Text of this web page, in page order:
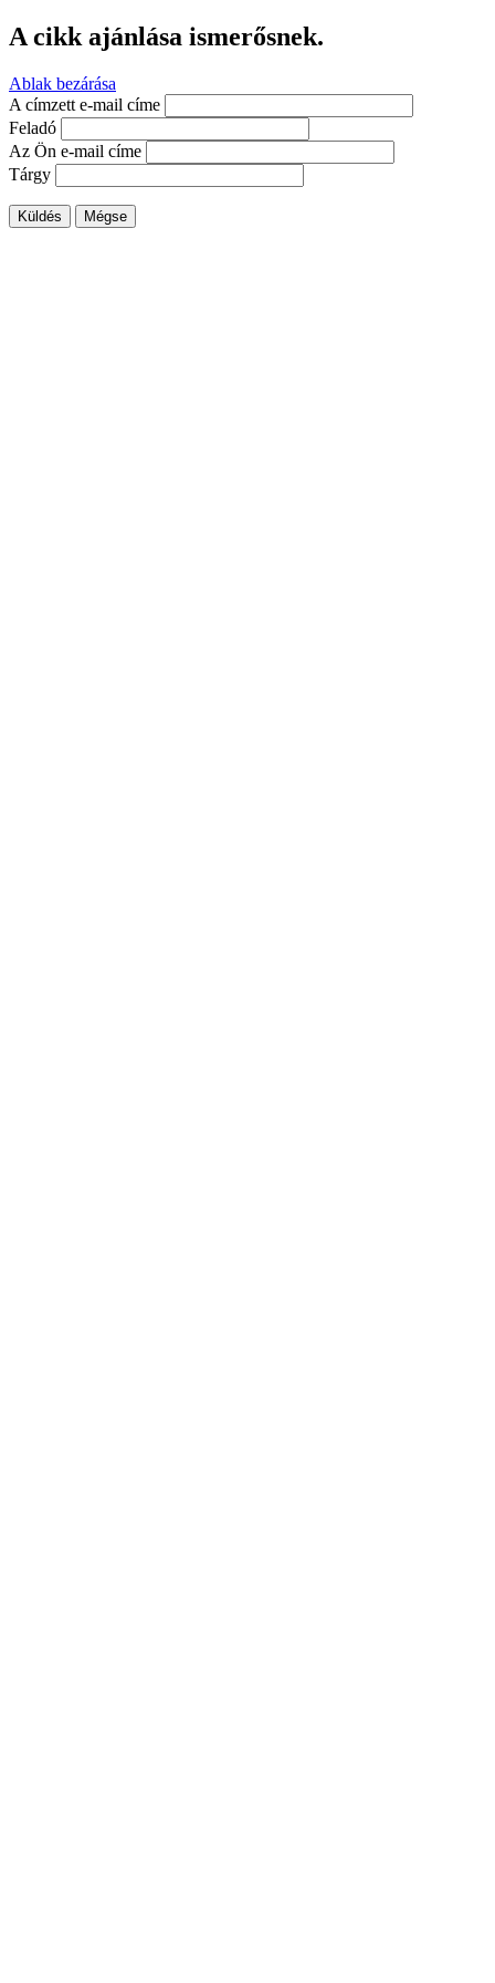
A cikk ajánlása ismerősnek.
Ablak bezárása
A címzett e-mail címe
Feladó
Az Ön e-mail címe
Tárgy
Küldés Mégse